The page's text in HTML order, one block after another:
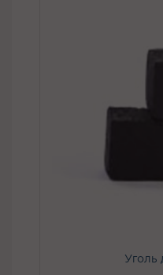
Уголь